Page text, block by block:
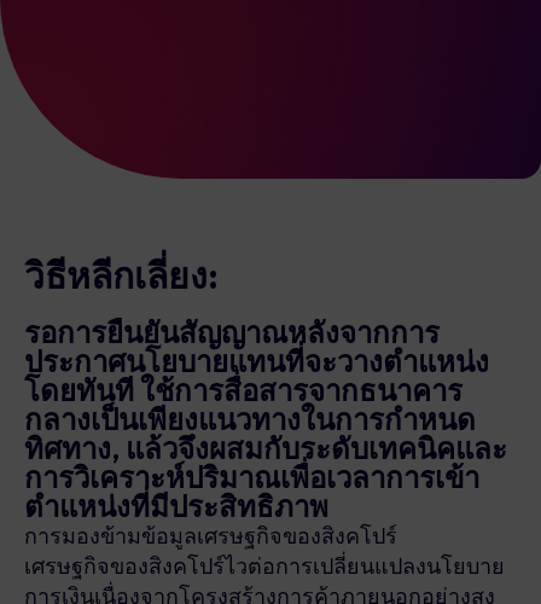
วิธีหลีกเลี่ยง:
รอการยืนยันสัญญาณหลังจากการ
ประกาศนโยบายแทนที่จะวางตำแหน่ง
โดยทันที ใช้การสื่อสารจากธนาคาร
กลางเป็นเพียงแนวทางในการกำหนด
ทิศทาง, แล้วจึงผสมกับระดับเทคนิคและ
การวิเคราะห์ปริมาณเพื่อเวลาการเข้า
ตำแหน่งที่มีประสิทธิภาพ
การมองข้ามข้อมูลเศรษฐกิจของสิงคโปร์
เศรษฐกิจของสิงคโปร์ไวต่อการเปลี่ยนแปลงนโยบาย
การเงินเนื่องจากโครงสร้างการค้าภายนอกอย่างสูง